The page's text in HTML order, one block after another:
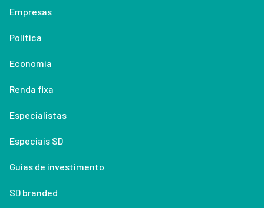
Empresas
Política
Economia
Renda fixa
Especialistas
Especiais SD
Guias de investimento
SD branded